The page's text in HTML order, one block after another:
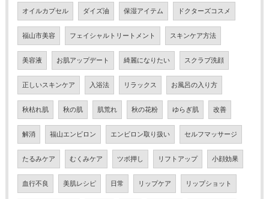
オイルカプセル ダイズ油 保湿アイテム ドクターズコスメ
福山市美容 フェイシャルトリートメント スキンケア方法
美容液 お肌アップデート 綺麗になりたい スクラブ洗顔
正しいスキンケア 入浴法 リラックス お風呂の入り方
秋枯れ肌 秋の肌 肌荒れ 秋の花粉 ゆらぎ肌 改善
解消 福山エンビロン エンビロン取り扱い セルフマッサージ
たるみケア むくみケア ツボ押し リフトアップ 小顔効果
血行不良 美肌レシピ 日常 リップケア リップショット